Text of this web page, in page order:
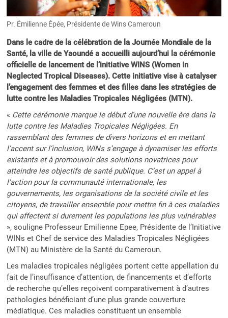
Pr. Émilienne Épée, Présidente de Wins Cameroun
Dans le cadre de la célébration de la Journée Mondiale de la
Santé, la ville de Yaoundé a accueilli aujourd’hui la cérémonie
officielle de lancement de l’initiative WINS (Women in
Neglected Tropical Diseases). Cette initiative vise à catalyser
l’engagement des femmes et des filles dans les stratégies de
lutte contre les Maladies Tropicales Négligées (MTN).
« Cette cérémonie marque le début d’une nouvelle ère dans la
lutte contre les Maladies Tropicales Négligées. En
rassemblant des femmes de divers horizons et en mettant
l’accent sur l’inclusion, WINs s’engage à dynamiser les efforts
existants et à promouvoir des solutions novatrices pour
atteindre les objectifs de santé publique. C’est un appel à
l’action pour la communauté internationale, les
gouvernements, les organisations de la société civile et les
citoyens, de travailler ensemble pour mettre fin à ces maladies
qui affectent si durement les populations les plus vulnérables
», souligne Professeur Emilienne Epee, Présidente de l’Initiative
WINs et Chef de service des Maladies Tropicales Négligées
(MTN) au Ministère de la Santé du Cameroun.
Les maladies tropicales négligées portent cette appellation du
fait de l’insuffisance d’attention, de financements et d’efforts
de recherche qu’elles reçoivent comparativement à d’autres
pathologies bénéficiant d’une plus grande couverture
médiatique. Ces maladies constituent un ensemble